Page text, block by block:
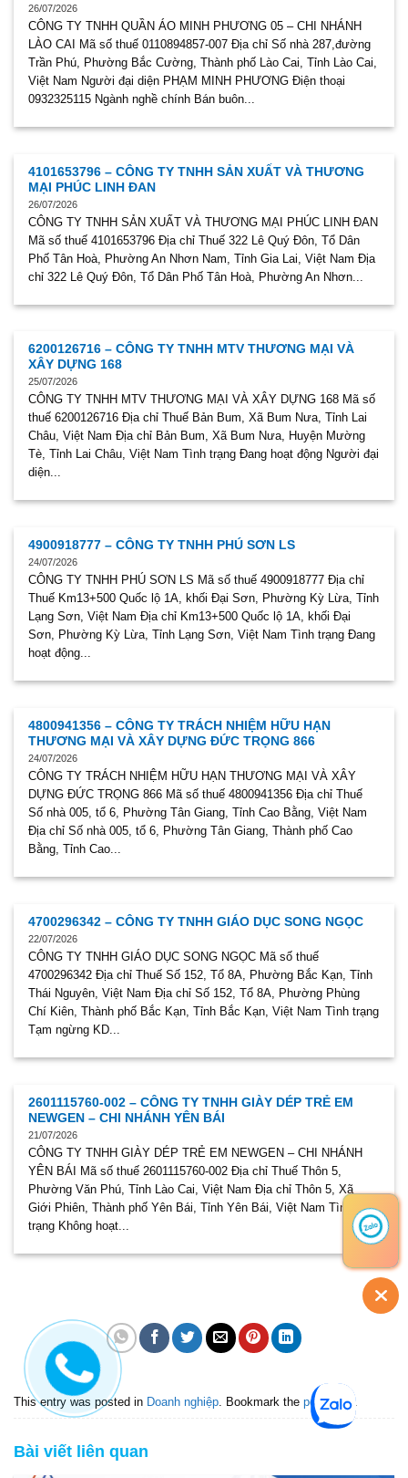
26/07/2026
CÔNG TY TNHH QUẦN ÁO MINH PHƯƠNG 05 – CHI NHÁNH
LÀO CAI Mã số thuế 0110894857-007 Địa chỉ Số nhà 287,đường
Trần Phú, Phường Bắc Cường, Thành phố Lào Cai, Tỉnh Lào Cai,
Việt Nam Người đại diện PHẠM MINH PHƯƠNG Điện thoại
0932325115 Ngành nghề chính Bán buôn...
4101653796 – CÔNG TY TNHH SẢN XUẤT VÀ THƯƠNG
MẠI PHÚC LINH ĐAN
26/07/2026
CÔNG TY TNHH SẢN XUẤT VÀ THƯƠNG MẠI PHÚC LINH ĐAN
Mã số thuế 4101653796 Địa chỉ Thuế 322 Lê Quý Đôn, Tổ Dân
Phố Tân Hoà, Phường An Nhơn Nam, Tỉnh Gia Lai, Việt Nam Địa
chỉ 322 Lê Quý Đôn, Tổ Dân Phố Tân Hoà, Phường An Nhơn...
6200126716 – CÔNG TY TNHH MTV THƯƠNG MẠI VÀ
XÂY DỰNG 168
25/07/2026
CÔNG TY TNHH MTV THƯƠNG MẠI VÀ XÂY DỰNG 168 Mã số
thuế 6200126716 Địa chỉ Thuế Bản Bum, Xã Bum Nưa, Tỉnh Lai
Châu, Việt Nam Địa chỉ Bản Bum, Xã Bum Nưa, Huyện Mường
Tè, Tỉnh Lai Châu, Việt Nam Tình trạng Đang hoạt động Người đại
diện...
4900918777 – CÔNG TY TNHH PHÚ SƠN LS
24/07/2026
CÔNG TY TNHH PHÚ SƠN LS Mã số thuế 4900918777 Địa chỉ
Thuế Km13+500 Quốc lộ 1A, khối Đại Sơn, Phường Kỳ Lừa, Tỉnh
Lạng Sơn, Việt Nam Địa chỉ Km13+500 Quốc lộ 1A, khối Đại
Sơn, Phường Kỳ Lừa, Tỉnh Lạng Sơn, Việt Nam Tình trạng Đang
hoạt động...
4800941356 – CÔNG TY TRÁCH NHIỆM HỮU HẠN
THƯƠNG MẠI VÀ XÂY DỰNG ĐỨC TRỌNG 866
24/07/2026
CÔNG TY TRÁCH NHIỆM HỮU HẠN THƯƠNG MẠI VÀ XÂY
DỰNG ĐỨC TRỌNG 866 Mã số thuế 4800941356 Địa chỉ Thuế
Số nhà 005, tổ 6, Phường Tân Giang, Tỉnh Cao Bằng, Việt Nam
Địa chỉ Số nhà 005, tổ 6, Phường Tân Giang, Thành phố Cao
Bằng, Tỉnh Cao...
4700296342 – CÔNG TY TNHH GIÁO DỤC SONG NGỌC
22/07/2026
CÔNG TY TNHH GIÁO DỤC SONG NGỌC Mã số thuế
4700296342 Địa chỉ Thuế Số 152, Tổ 8A, Phường Bắc Kạn, Tỉnh
Thái Nguyên, Việt Nam Địa chỉ Số 152, Tổ 8A, Phường Phùng
Chí Kiên, Thành phố Bắc Kạn, Tỉnh Bắc Kạn, Việt Nam Tình trạng
Tạm ngừng KD...
2601115760-002 – CÔNG TY TNHH GIÀY DÉP TRẺ EM
NEWGEN – CHI NHÁNH YÊN BÁI
21/07/2026
CÔNG TY TNHH GIÀY DÉP TRẺ EM NEWGEN – CHI NHÁNH
YÊN BÁI Mã số thuế 2601115760-002 Địa chỉ Thuế Thôn 5,
Phường Văn Phú, Tỉnh Lào Cai, Việt Nam Địa chỉ Thôn 5, Xã
Giới Phiên, Thành phố Yên Bái, Tỉnh Yên Bái, Việt Nam Tình
trạng Không hoạt...
This entry was posted in Doanh nghiệp . Bookmark the permalink .
Bài viết liên quan